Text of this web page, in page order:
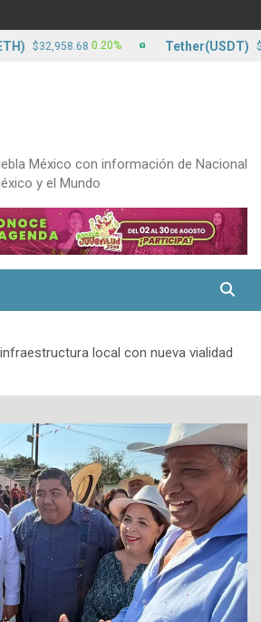
México con información de Nacional
y el Mundo
local con nueva vialidad
0.20% Tether(USDT) $17.13